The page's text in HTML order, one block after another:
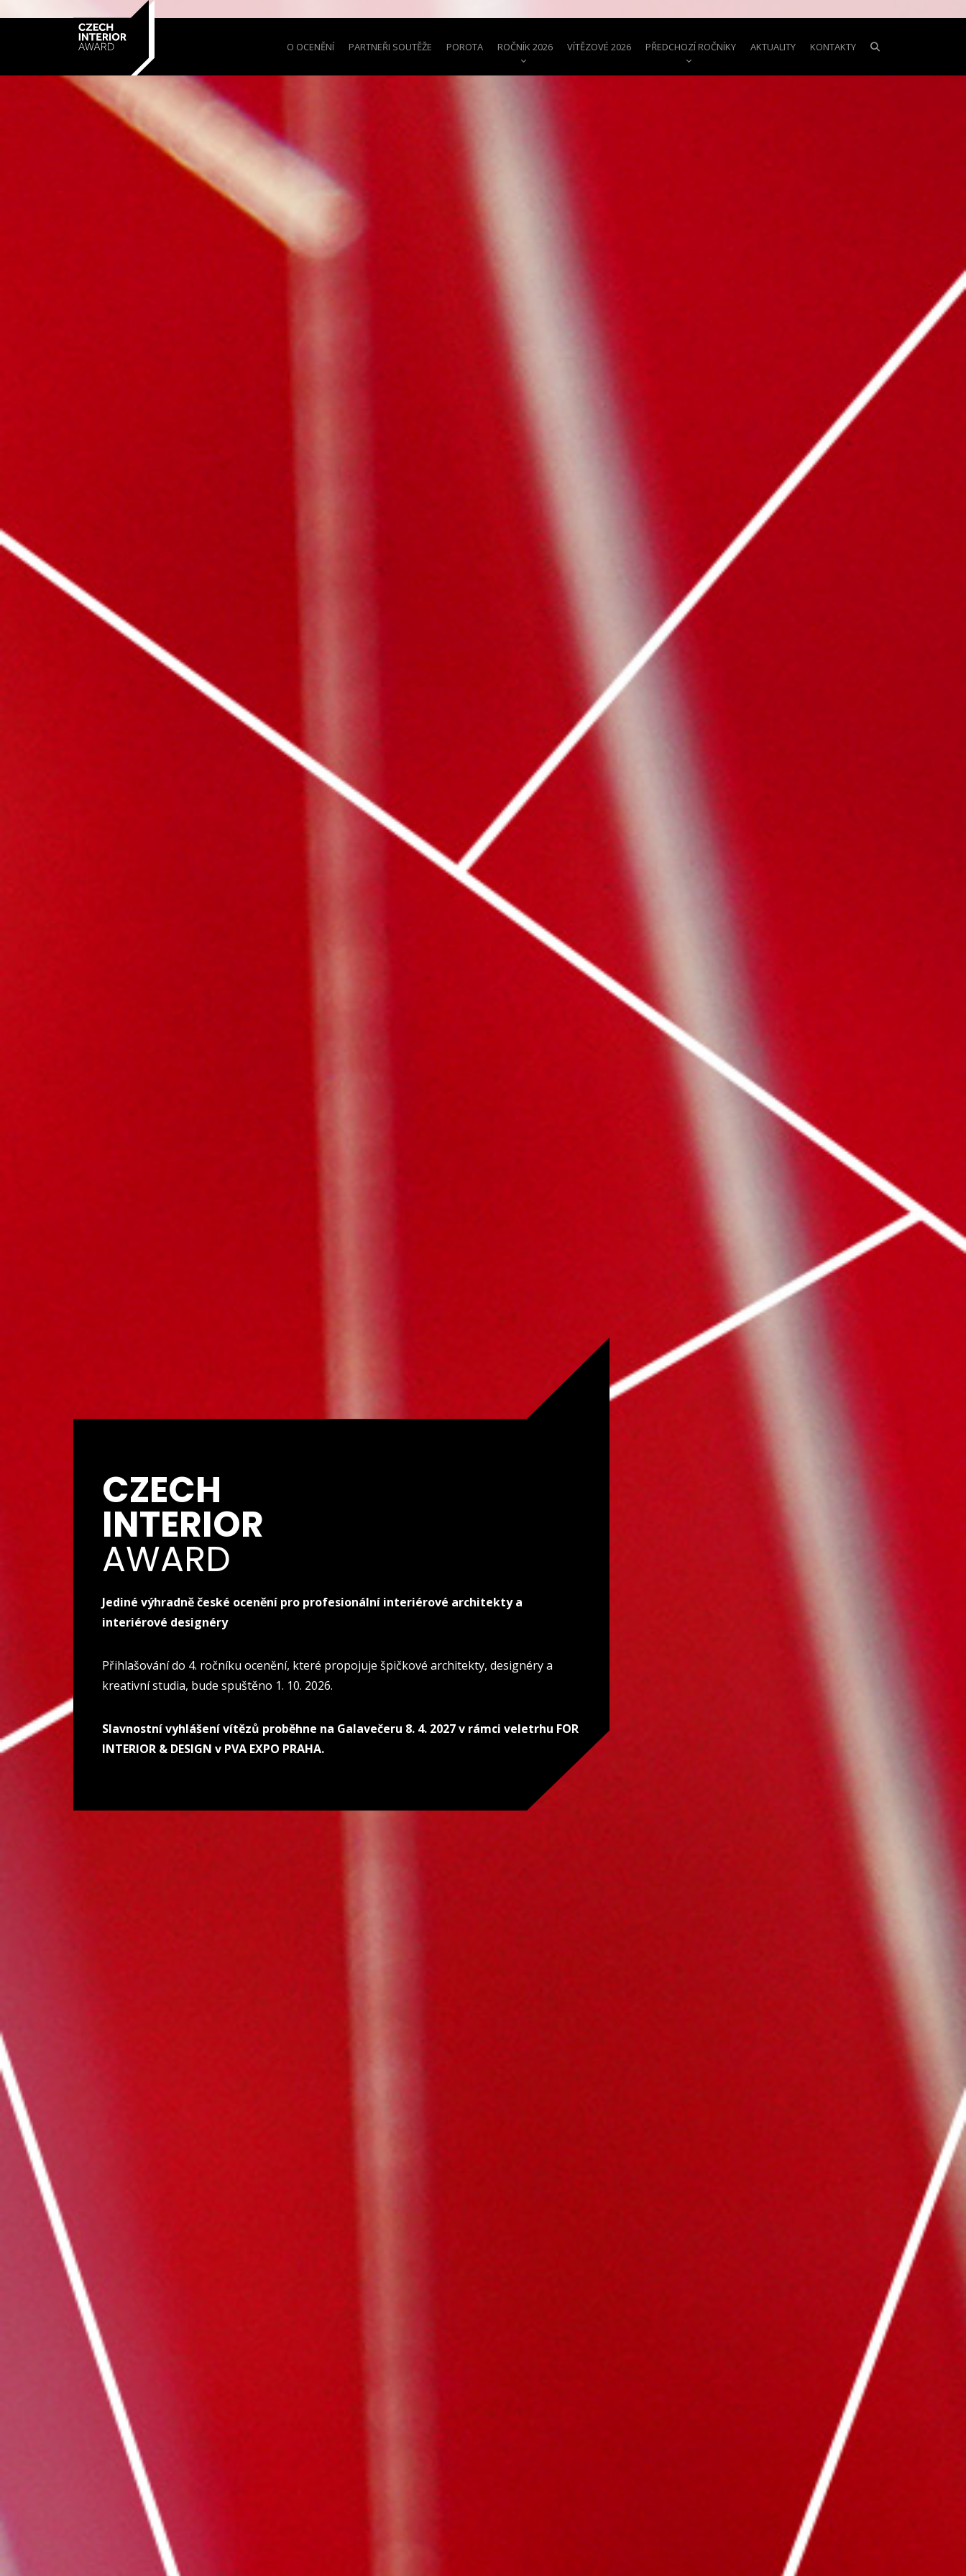
O OCENĚNÍ PARTNEŘI SOUTĚŽE POROTA ROČNÍK 2026 VÍTĚZOVÉ 2026 PŘEDCHOZÍ ROČNÍKY AKTUALITY KONTAKTY
CZECH
INTERIOR
AWARD
Jediné výhradně české ocenění pro profesionální interiérové architekty a
interiérové designéry
Přihlašování do 4. ročníku ocenění, které propojuje špičkové architekty, designéry a
kreativní studia, bude spuštěno 1. 10. 2026.
Slavnostní vyhlášení vítězů proběhne na Galavečeru 8. 4. 2027 v rámci veletrhu FOR
INTERIOR & DESIGN v PVA EXPO PRAHA.